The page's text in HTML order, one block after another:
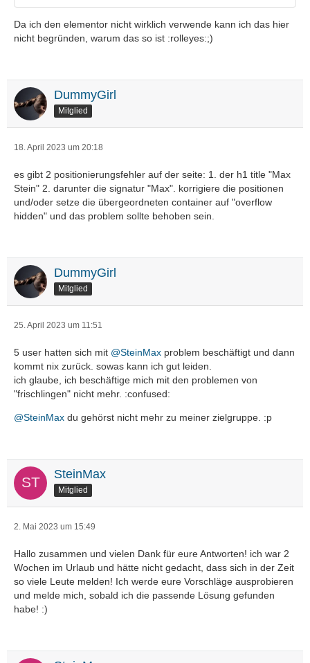
Da ich den elementor nicht wirklich verwende kann ich das hier
nicht begründen, warum das so ist :rolleyes:;)
DummyGirl
Mitglied
18. April 2023 um 20:18
es gibt 2 positionierungsfehler auf der seite: 1. der h1 title "Max
Stein" 2. darunter die signatur "Max". korrigiere die positionen
und/oder setze die übergeordneten container auf "overflow
hidden" und das problem sollte behoben sein.
DummyGirl
Mitglied
25. April 2023 um 11:51
5 user hatten sich mit @SteinMax problem beschäftigt und dann
kommt nix zurück. sowas kann ich gut leiden.
ich glaube, ich beschäftige mich mit den problemen von
"frischlingen" nicht mehr. :confused:
@SteinMax du gehörst nicht mehr zu meiner zielgruppe. :p
SteinMax
Mitglied
2. Mai 2023 um 15:49
Hallo zusammen und vielen Dank für eure Antworten! ich war 2
Wochen im Urlaub und hätte nicht gedacht, dass sich in der Zeit
so viele Leute melden! Ich werde eure Vorschläge ausprobieren
und melde mich, sobald ich die passende Lösung gefunden
habe! :)